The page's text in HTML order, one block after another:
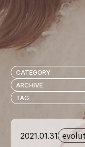
2021.01.31